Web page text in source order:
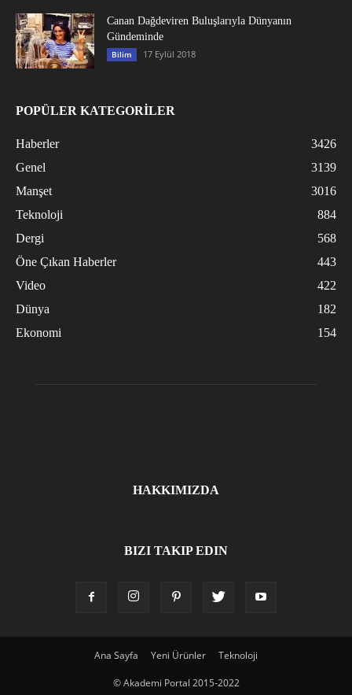
Canan Dağdeviren Buluşlarıyla Dünyanın
Gündeminde
Bilim 17 Eylül 2018
POPÜLER KATEGORİLER
Haberler
3426
Genel
3139
Manşet
3016
Teknoloji
884
Dergi
568
Öne Çıkan Haberler
443
Video
422
Dünya
182
Ekonomi
154
HAKKIMIZDA
BIZI TAKIP EDIN
Ana Sayfa Yeni Ürünler Teknoloji
© Akademi Portal 2015-2022